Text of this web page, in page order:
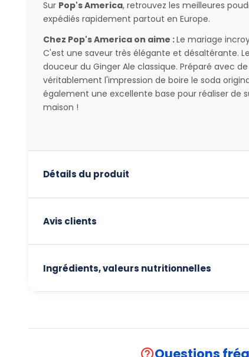
Sur Pop's America, retrouvez les meilleures
expédiés rapidement partout en Europe.
Chez Pop's America on aime :Le mariage
C'est une saveur très élégante et désaltérante.
douceur du Ginger Ale classique. Préparé avec
véritablement l'impression de boire le soda
également une excellente base pour réaliser de
maison !
Détails du produit
Avis clients
Ingrédients, valeurs nutritionnelles
help_outline